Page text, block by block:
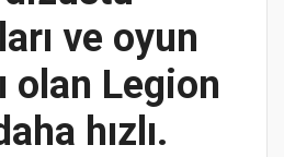
ve oyun
olan Legion
hızlı.